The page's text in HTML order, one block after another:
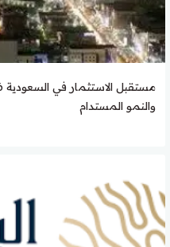
والنمو المستدام